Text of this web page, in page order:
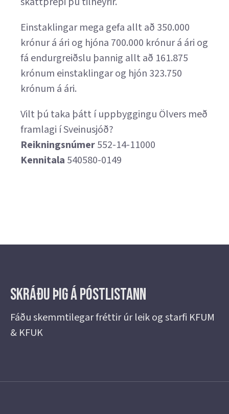
Einstaklingar mega gefa allt að 350.000
krónur á ári og hjóna 700.000 krónur á ári og
fá endurgreiðslu þannig allt að 161.875
krónum einstaklingar og hjón 323.750
krónum á ári.
Vilt þú taka þátt í uppbyggingu Ölvers með
framlagi í Sveinusjóð?
Reikningsnúmer552-14-11000
Kennitala 540580-0149
Skráðu þig á Póstlistann
Fáðu skemmtilegar fréttir úr leik og starfi KFUM
& KFUK